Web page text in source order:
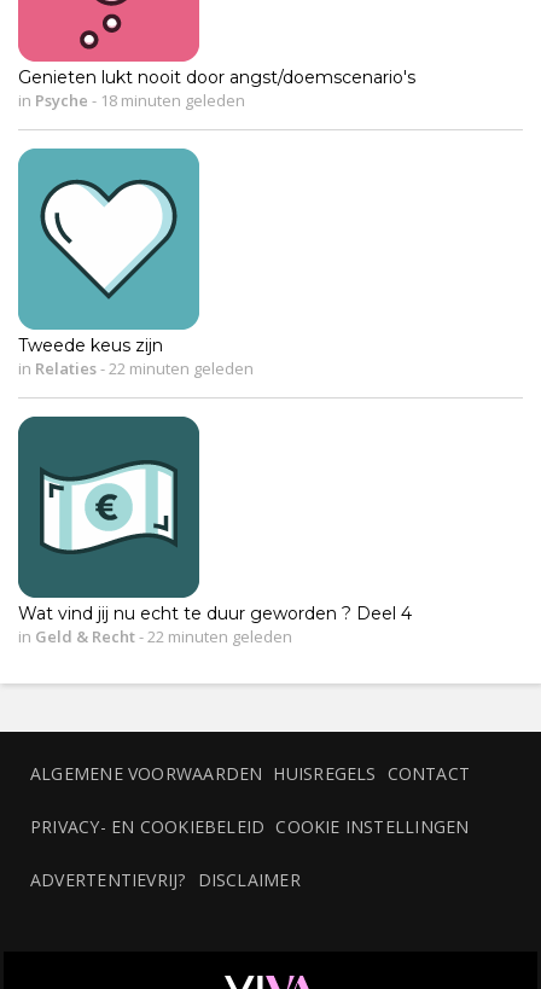
Genieten lukt nooit door angst/doemscenario's
in Psyche - 18 minuten geleden
Tweede keus zijn
in Relaties-22 minuten geleden
Wat vind jij nu echt te duur geworden ? Deel 4
in Geld & Recht-22 minuten geleden
ALGEMENE VOORWAARDEN HUISREGELS CONTACT
PRIVACY- EN COOKIEBELEID COOKIE INSTELLINGEN
ADVERTENTIEVRIJ? DISCLAIMER